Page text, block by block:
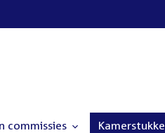
commissies